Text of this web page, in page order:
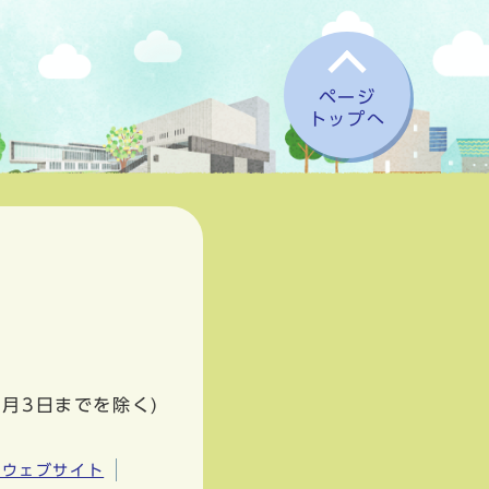
ページ
トップへ
3日までを除く)
ェブサイト